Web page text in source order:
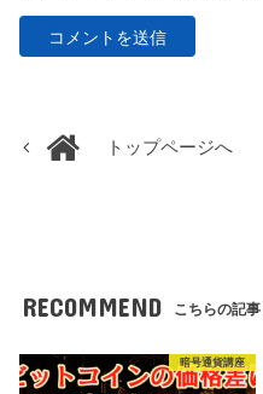
トップページへ
RECOMMEND こちらの記事
暗号通貨講座